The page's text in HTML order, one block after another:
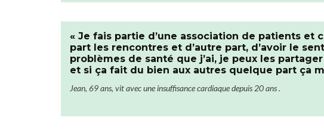
« Je fais partie d’une association de patients et
part les rencontres et d’autre part, d’avoir le
problèmes de santé que j’ai, je peux les
et si ça fait du bien aux autres quelque part ça
Jean, 69 ans, vit avec une insuffisance cardiaque depuis 20 ans .